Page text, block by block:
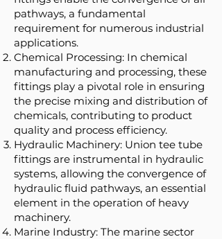
pathways, a fundamental
requirement for numerous industrial
applications.
Chemical Processing: In chemical
manufacturing and processing, these
fittings play a pivotal role in ensuring
the precise mixing and distribution of
chemicals, contributing to product
quality and process efficiency.
Hydraulic Machinery: Union tee tube
fittings are instrumental in hydraulic
systems, allowing the convergence of
hydraulic fluid pathways, an essential
element in the operation of heavy
machinery.
Marine Industry: The marine sector